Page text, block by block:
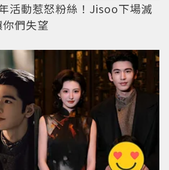
活動惹怒粉絲！Jisoo下場滅
們失望